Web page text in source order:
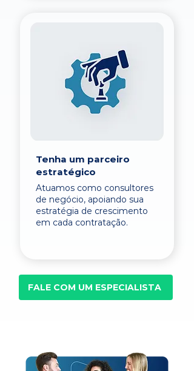
Tenha um parceiro
estratégico
Atuamos como consultores
de negócio, apoiando sua
estratégia de crescimento
em cada contratação.
FALE COM UM ESPECIALISTA